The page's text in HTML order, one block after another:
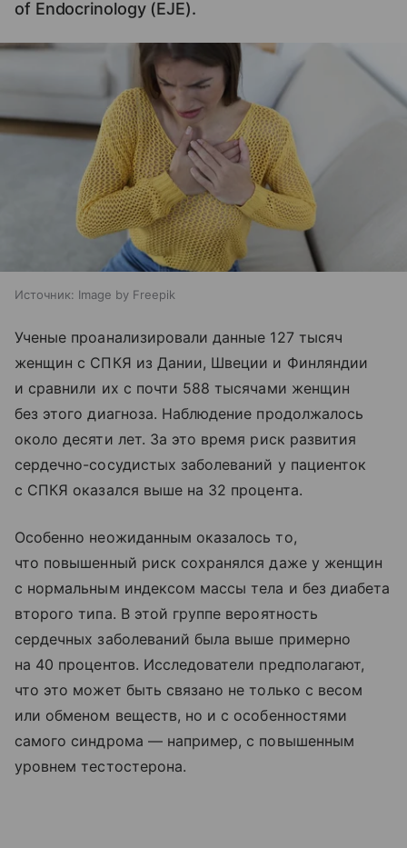
of Endocrinology (EJE).
Источник: Image by Freepik
Ученые проанализировали данные 127 тысяч
женщин с СПКЯ из Дании, Швеции и Финляндии
и сравнили их с почти 588 тысячами женщин
без этого диагноза. Наблюдение продолжалось
около десяти лет. За это время риск развития
сердечно-сосудистых заболеваний у пациенток
с СПКЯ оказался выше на 32 процента.
Особенно неожиданным оказалось то,
что повышенный риск сохранялся даже у женщин
с нормальным индексом массы тела и без диабета
второго типа. В этой группе вероятность
сердечных заболеваний была выше примерно
на 40 процентов. Исследователи предполагают,
что это может быть связано не только с весом
или обменом веществ, но и с особенностями
самого синдрома — например, с повышенным
уровнем тестостерона.